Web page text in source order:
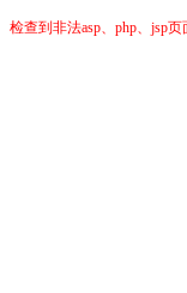
检查到非法asp、php、jsp